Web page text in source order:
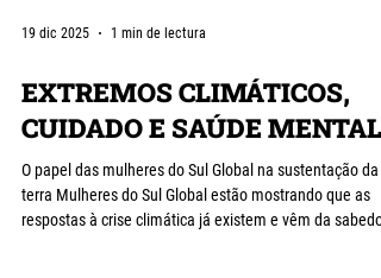
19 dic 2025 1 min de lectura
EXTREMOS CLIMÁTICOS,
CUIDADO E SAÚDE MENTAL
O papel das mulheres do Sul Global na sustentação da